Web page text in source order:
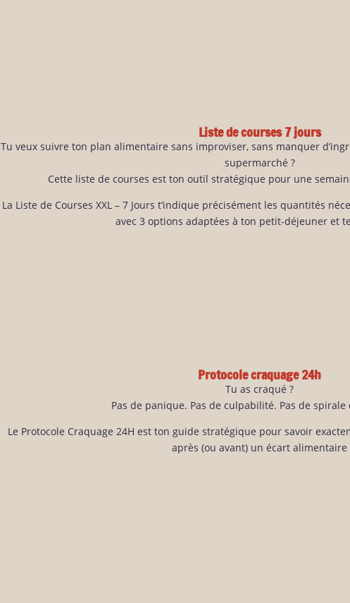
Liste de courses 7 jours
Tu veux suivre ton plan alimentaire sans improviser, sans manquer
supermarché ?
Cette liste de courses est ton outil stratégique pour une
La Liste de Courses XXL – 7 Jours t’indique précisément les quantités
avec 3 options adaptées à ton petit-déjeuner et
Protocole craquage 24h
Tu as craqué ?
Pas de panique. Pas de culpabilité. Pas de
Le Protocole Craquage 24H est ton guide stratégique pour savoir
après (ou avant) un écart alimentaire